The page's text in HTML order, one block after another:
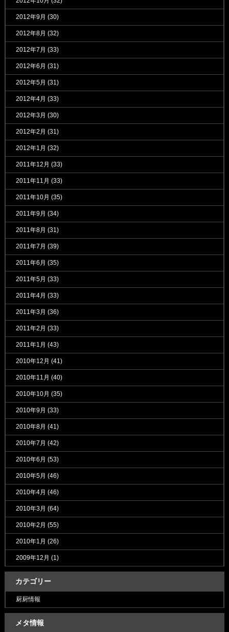
2012年9月 (30)
2012年8月 (32)
2012年7月 (33)
2012年6月 (31)
2012年5月 (31)
2012年4月 (33)
2012年3月 (30)
2012年2月 (31)
2012年1月 (32)
2011年12月 (33)
2011年11月 (33)
2011年10月 (35)
2011年9月 (34)
2011年8月 (31)
2011年7月 (39)
2011年6月 (35)
2011年5月 (33)
2011年4月 (33)
2011年3月 (36)
2011年2月 (33)
2011年1月 (43)
2010年12月 (41)
2010年11月 (40)
2010年10月 (35)
2010年9月 (33)
2010年8月 (41)
2010年7月 (42)
2010年6月 (53)
2010年5月 (46)
2010年4月 (46)
2010年3月 (64)
2010年2月 (55)
2010年1月 (26)
2009年12月 (1)
カテゴリー
厨厨情報
メタ情報